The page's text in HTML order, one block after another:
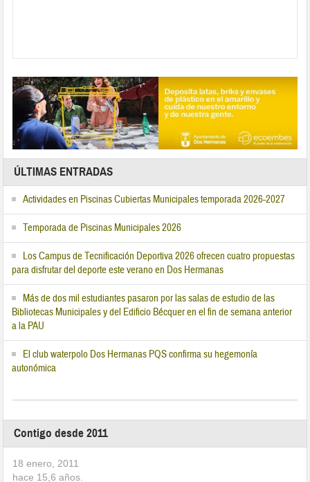
ÚLTIMAS ENTRADAS
Actividades en Piscinas Cubiertas Municipales temporada 2026-2027
Temporada de Piscinas Municipales 2026
Los Campus de Tecnificación Deportiva 2026 ofrecen cuatro propuestas
para disfrutar del deporte este verano en Dos Hermanas
Más de dos mil estudiantes pasaron por las salas de estudio de las
Bibliotecas Municipales y del Edificio Bécquer en el fin de semana anterior
a la PAU
El club waterpolo Dos Hermanas PQS confirma su hegemonía
autonómica
Contigo desde 2011
18 enero, 2011
hace 15,6 años.